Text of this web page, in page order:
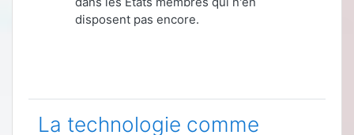
disposent pas encore.
La technologie comme